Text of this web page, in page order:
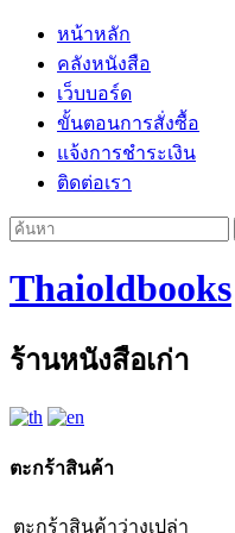
หน้าหลัก
คลังหนังสือ
เว็บบอร์ด
ขั้นตอนการสั่งซื้อ
แจ้งการชำระเงิน
ติดต่อเรา
Thaioldbooks
ร้านหนังสือเก่า
ตะกร้าสินค้า
ตะกร้าสินค้าว่างเปล่า